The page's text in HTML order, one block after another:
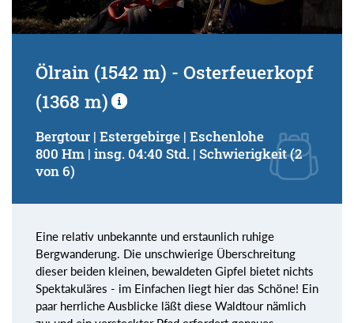
Ölrain (1542 m) - Osterfeuerkopf
(1368 m)
Bergtour | Estergebirge | Eschenlohe
800 Hm | insg. 04:40 Std. | Schwierigkeit (2
von 6)
Eine relativ unbekannte und erstaunlich ruhige
Bergwanderung. Die unschwierige Überschreitung
dieser beiden kleinen, bewaldeten Gipfel bietet nichts
Spektakuläres - im Einfachen liegt hier das Schöne! Ein
paar herrliche Ausblicke läßt diese Waldtour nämlich